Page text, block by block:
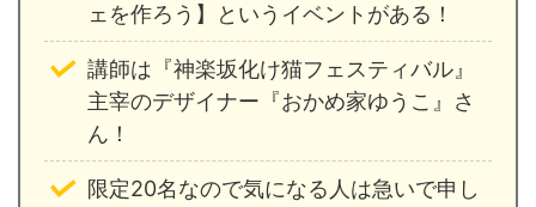
ェを作ろう】というイベントがある！
講師は『神楽坂化け猫フェスティバル』
主宰のデザイナー『おかめ家ゆうこ』さ
ん！
限定20名なので気になる人は急いで申し